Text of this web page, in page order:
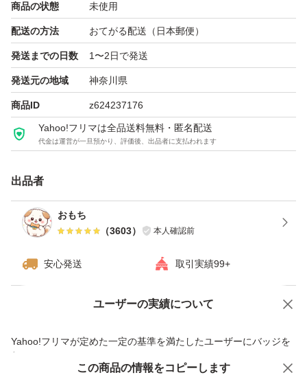
商品の状態 未使用
配送の方法 おてがる配送（日本郵便）
発送までの日数 1〜2日で発送
発送元の地域 神奈川県
商品ID z624237176
Yahoo!フリマは全品送料無料・匿名配送
代金は運営が一旦預かり、評価後、出品者に支払われます
出品者
おもち
（3603） 本人確認前
安心発送 取引実績99+
ユーザーの実績について
Yahoo!フリマが定めた一定の基準を満たしたユーザーにバッジを
付与しています
価格の相談 商品への質問
この商品の情報をコピーします
この商品をみている人にオススメ